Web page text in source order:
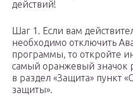
действий!
Шаг 1. Если вам
необходимо отключить
программы, то откройте
самый оранжевый значок
в раздел «Защита» пункт
защиты».